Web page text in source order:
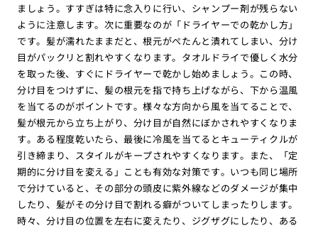
ましょう。すすぎは特に念入りに行い、シャンプー剤が残らない
ように注意します。次に重要なのが「ドライヤーでの乾かし方」
です。髪が濡れたままだと、根元がぺたんと潰れてしまい、分け
目がパックリと割れやすくなります。タオルドライで優しく水分
を取った後、すぐにドライヤーで乾かし始めましょう。この時、
分け目をつけずに、髪の根元を指で持ち上げながら、下から温風
を当てるのがポイントです。様々な方向から風を当てることで、
髪が根元から立ち上がり、分け目が自然にぼかされやすくなりま
す。ある程度乾いたら、最後に冷風を当てるとキューティクルが
引き締まり、スタイルがキープされやすくなります。また、「定
期的に分け目を変える」ことも有効な対策です。いつも同じ場所
で分けていると、その部分の頭皮に紫外線などのダメージが集中
したり、髪がその分け目で割れる癖がついてしまったりします。
時々、分け目の位置を左右に変えたり、ジグザグにしたり、ある